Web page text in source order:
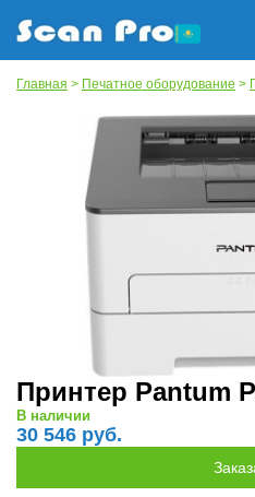
Главная > Печатное оборудование >
Принтер Pantum
В наличии
30 546 руб.